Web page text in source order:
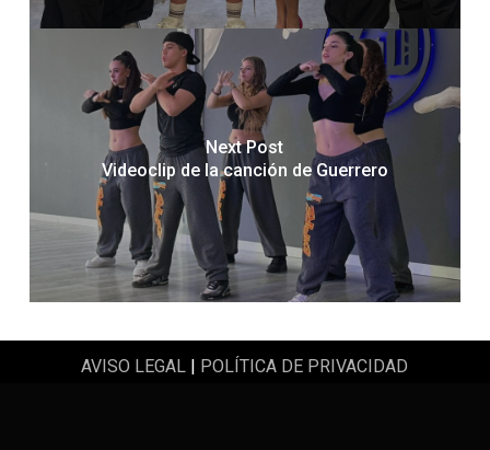
Next Post
Videoclip de la canción de Guerrero
AVISO LEGAL | POLÍTICA DE PRIVACIDAD